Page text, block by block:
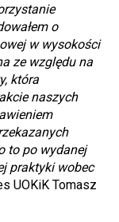
o
w wysokości
ze względu na
która
naszych
to po wydanej
praktyki wobec
UOKiK Tomasz